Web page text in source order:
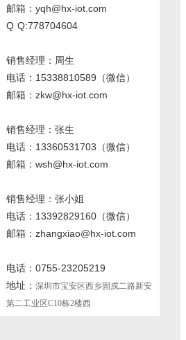
邮箱：yqh@hx-iot.com
Q Q:778704604
销售经理：周生
电话 ：15338810589 （微信）
邮箱：zkw@hx-iot.com
销售经理：张生
电话 ：13360531703 （微信）
邮箱：wsh@hx-iot.com
销售经理：张小姐
电话 ：13392829160 （微信）
邮箱：zhangxiao@hx-iot.com
电话：0755-23205219
地址： 深圳市宝安区西乡固戍二路新安
第二工业区C10栋2楼西